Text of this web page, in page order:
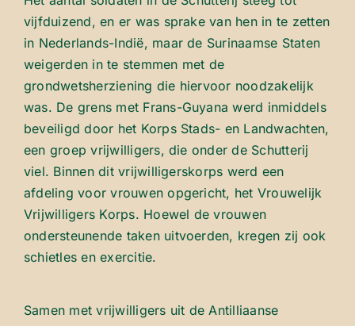
vijfduizend, en er was sprake van hen in te zetten
in Nederlands-Indië, maar de Surinaamse Staten
weigerden in te stemmen met de
grondwetsherziening die hiervoor noodzakelijk
was. De grens met Frans-Guyana werd inmiddels
beveiligd door het Korps Stads- en Landwachten,
een groep vrijwilligers, die onder de Schutterij
viel. Binnen dit vrijwilligerskorps werd een
afdeling voor vrouwen opgericht, het Vrouwelijk
Vrijwilligers Korps. Hoewel de vrouwen
ondersteunende taken uitvoerden, kregen zij ook
schietles en exercitie.
Samen met vrijwilligers uit de Antilliaanse